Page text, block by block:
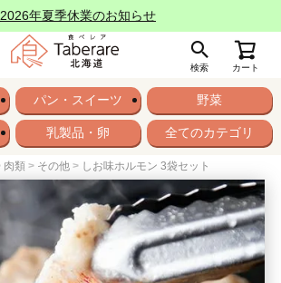
2026年夏季休業のお知らせ
検索 カート
パン・スイーツ 野菜
乳製品・卵 全てのカテゴリ
肉類 その他 しお味ホルモン 3袋セット